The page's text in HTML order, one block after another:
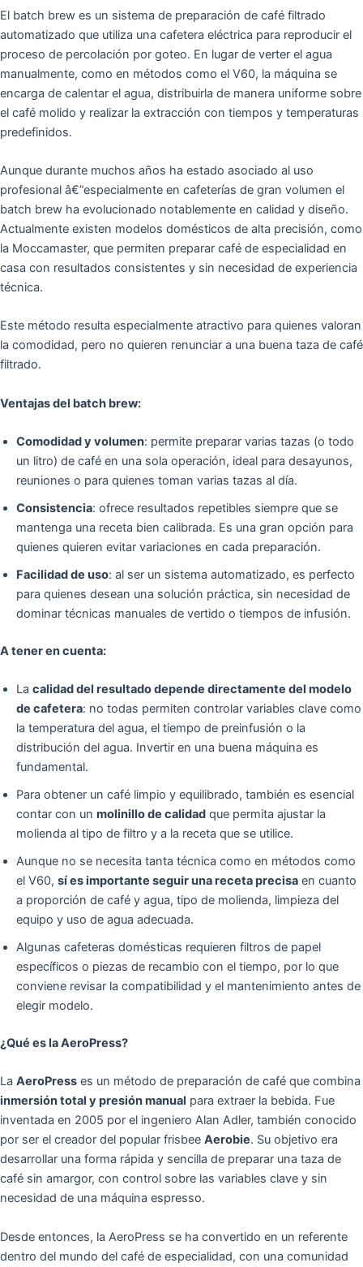
El batch brew es un sistema de preparación de café filtrado
automatizado que utiliza una cafetera eléctrica para reproducir el
proceso de percolación por goteo. En lugar de verter el agua
manualmente, como en métodos como el V60, la máquina se
encarga de calentar el agua, distribuirla de manera uniforme sobre
el café molido y realizar la extracción con tiempos y temperaturas
predefinidos.
Aunque durante muchos años ha estado asociado al uso
profesional â€”especialmente en cafeterías de gran volumen el
batch brew ha evolucionado notablemente en calidad y diseño.
Actualmente existen modelos domésticos de alta precisión, como
la Moccamaster, que permiten preparar café de especialidad en
casa con resultados consistentes y sin necesidad de experiencia
técnica.
Este método resulta especialmente atractivo para quienes valoran
la comodidad, pero no quieren renunciar a una buena taza de café
filtrado.
Ventajas del batch brew:
Comodidad y volumen: permite preparar varias tazas (o todo
un litro) de café en una sola operación, ideal para desayunos,
reuniones o para quienes toman varias tazas al día.
Consistencia: ofrece resultados repetibles siempre que se
mantenga una receta bien calibrada. Es una gran opción para
quienes quieren evitar variaciones en cada preparación.
Facilidad de uso: al ser un sistema automatizado, es perfecto
para quienes desean una solución práctica, sin necesidad de
dominar técnicas manuales de vertido o tiempos de infusión.
A tener en cuenta:
La calidad del resultado depende directamente del modelo
de cafetera: no todas permiten controlar variables clave como
la temperatura del agua, el tiempo de preinfusión o la
distribución del agua. Invertir en una buena máquina es
fundamental.
Para obtener un café limpio y equilibrado, también es esencial
contar con un molinillo de calidad que permita ajustar la
molienda al tipo de filtro y a la receta que se utilice.
Aunque no se necesita tanta técnica como en métodos como
el V60, sí es importante seguir una receta precisa en cuanto
a proporción de café y agua, tipo de molienda, limpieza del
equipo y uso de agua adecuada.
Algunas cafeteras domésticas requieren filtros de papel
específicos o piezas de recambio con el tiempo, por lo que
conviene revisar la compatibilidad y el mantenimiento antes de
elegir modelo.
¿Qué es la AeroPress?
La AeroPress es un método de preparación de café que combina
inmersión total y presión manual para extraer la bebida. Fue
inventada en 2005 por el ingeniero Alan Adler, también conocido
por ser el creador del popular frisbee Aerobie. Su objetivo era
desarrollar una forma rápida y sencilla de preparar una taza de
café sin amargor, con control sobre las variables clave y sin
necesidad de una máquina espresso.
Desde entonces, la AeroPress se ha convertido en un referente
dentro del mundo del café de especialidad, con una comunidad